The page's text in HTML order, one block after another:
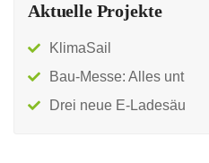
Aktuelle Projekte
KlimaSail
Bau-Messe: Alles unt
Drei neue E-Ladesäu